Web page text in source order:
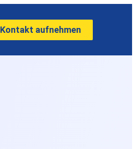
Kontakt aufnehmen